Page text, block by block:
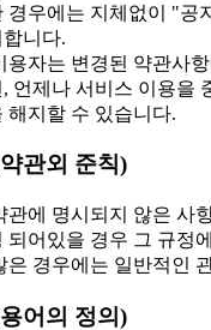
경우에는 지체없이 "공
니다.
자는 변경된 약관사
, 언제나 서비스 이용을
해지할 수 있습니다.
관외 준칙)
관에 명시되지 않은 사
되어있을 경우 그 규정
은 경우에는 일반적인
어의 정의)